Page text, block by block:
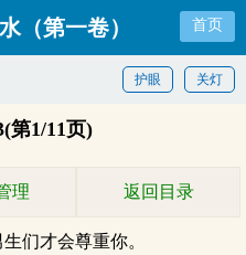
（第一卷） 首页
关灯
护眼
第1/11页)
理 返回目录
们才会尊重你。